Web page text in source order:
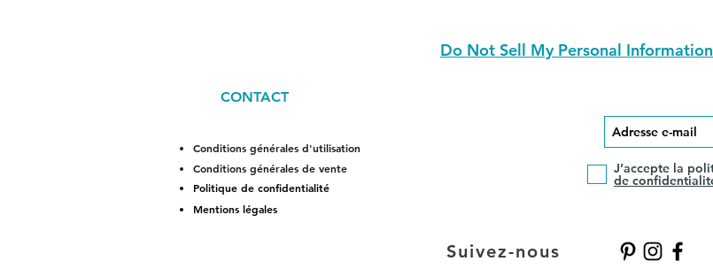
Do Not Sell My Personal Information
J’accepte la
de
CONTACT
Conditions générales d'utilisation
Conditions générales de vente
Politique de confidentialité
Mentions légales
Suivez-nous